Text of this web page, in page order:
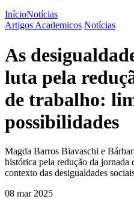
InícioNotícias
Artigos Academicos Notícias
As
luta pela
de trabalho:
possibilidades
Magda Barros Biavaschi e
histórica pela redução da jornada
contexto das desigualdades
08 mar 2025